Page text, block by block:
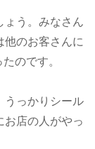
ょう。みなさん
のお客さんに
のです。
うっかりシール
店の人がやっ